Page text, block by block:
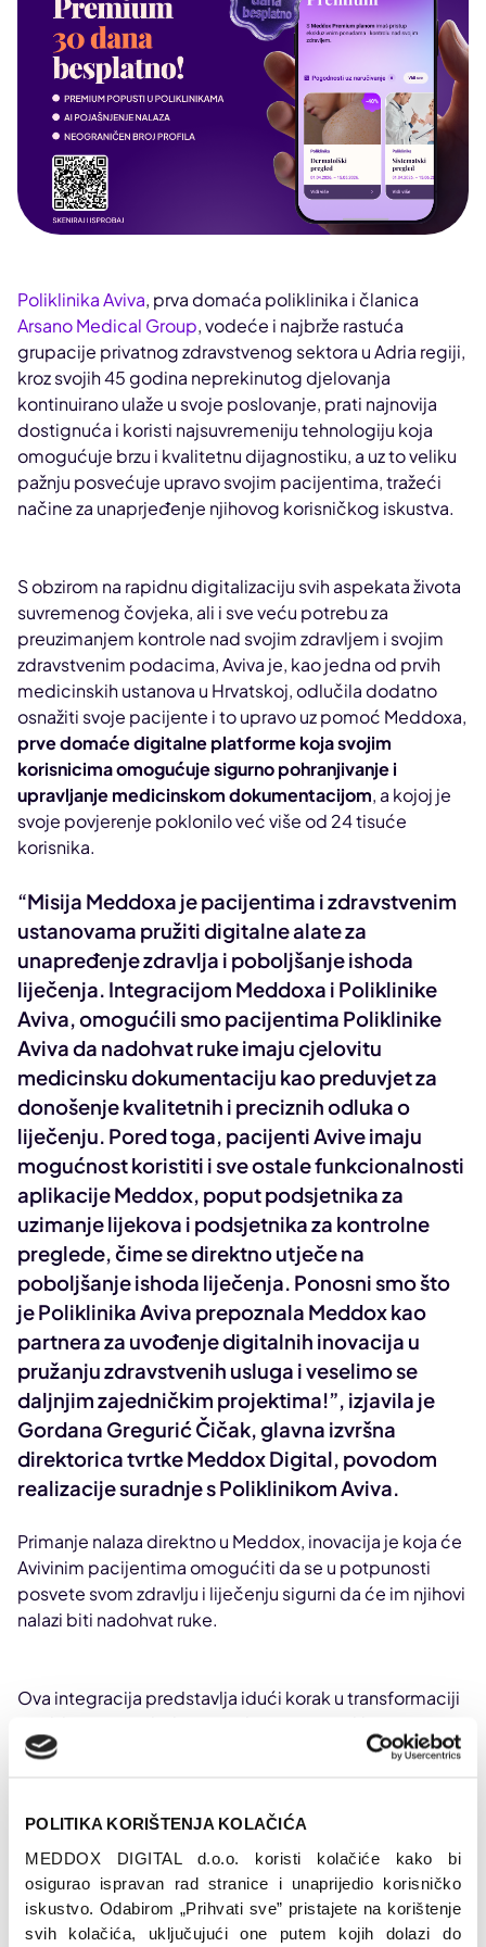
POLITIKA KORIŠTENJA KOLAČIĆA
MEDDOX DIGITAL d.o.o. koristi kolačiće kako bi
osigurao ispravan rad stranice i unaprijedio korisničko
iskustvo. Odabirom „Prihvati sve” pristajete na korištenje
svih kolačića, uključujući one putem kojih dolazi do
Poliklinika Aviva, prva domaća poliklinika i članica
Arsano Medical Group, vodeće i najbrže rastuća
grupacije privatnog zdravstvenog sektora u Adria regiji,
kroz svojih 45 godina neprekinutog djelovanja
kontinuirano ulaže u svoje poslovanje, prati najnovija
dostignuća i koristi najsuvremeniju tehnologiju koja
omogućuje brzu i kvalitetnu dijagnostiku, a uz to veliku
pažnju posvećuje upravo svojim pacijentima, tražeći
načine za unaprjeđenje njihovog korisničkog iskustva.
S obzirom na rapidnu digitalizaciju svih aspekata života
suvremenog čovjeka, ali i sve veću potrebu za
preuzimanjem kontrole nad svojim zdravljem i svojim
zdravstvenim podacima, Aviva je, kao jedna od prvih
medicinskih ustanova u Hrvatskoj, odlučila dodatno
osnažiti svoje pacijente i to upravo uz pomoć Meddoxa,
prve domaće digitalne platforme koja svojim
korisnicima omogućuje sigurno pohranjivanje i
upravljanje medicinskom dokumentacijom, a kojoj je
svoje povjerenje poklonilo već više od 24 tisuće
korisnika.
“Misija Meddoxa je pacijentima i zdravstvenim
ustanovama pružiti digitalne alate za
unapređenje zdravlja i poboljšanje ishoda
liječenja. Integracijom Meddoxa i Poliklinike
Aviva, omogućili smo pacijentima Poliklinike
Aviva da nadohvat ruke imaju cjelovitu
medicinsku dokumentaciju kao preduvjet za
donošenje kvalitetnih i preciznih odluka o
liječenju. Pored toga, pacijenti Avive imaju
mogućnost koristiti i sve ostale funkcionalnosti
aplikacije Meddox, poput podsjetnika za
uzimanje lijekova i podsjetnika za kontrolne
preglede, čime se direktno utječe na
poboljšanje ishoda liječenja. Ponosni smo što
je Poliklinika Aviva prepoznala Meddox kao
partnera za uvođenje digitalnih inovacija u
pružanju zdravstvenih usluga i veselimo se
daljnjim zajedničkim projektima!”, izjavila je
Gordana Gregurić Čičak, glavna izvršna
direktorica tvrtke Meddox Digital, povodom
realizacije suradnje s Poliklinikom Aviva.
Primanje nalaza direktno u Meddox, inovacija je koja će
Avivinim pacijentima omogućiti da se u potpunosti
posvete svom zdravlju i liječenju sigurni da će im njihovi
nalazi biti nadohvat ruke.
Ova integracija predstavlja idući korak u transformaciji
pomoć koje će korisnici moći ne samo čuvati i
dobiti cjelovitu podršku na putu prema boljem zdravlju.
Aplikacija Meddox je potpuno besplatna za
preuzimanje i korištenje. Posljednju verziju aplikacije
pronađi na Google Playu, App Storeu ili na poveznici